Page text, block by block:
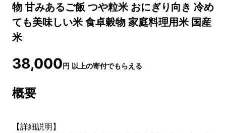
物 甘みあるご飯 つや粒米 おにぎり向き 冷め
ても美味しい米 食卓穀物 家庭料理用米 国産
米
38,000円 以上の寄付でもらえる
概要
【詳細説明】